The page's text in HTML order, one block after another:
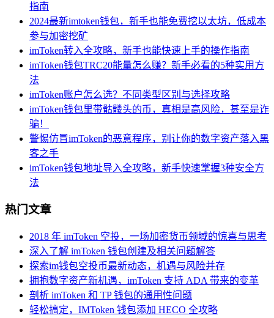
指南
2024最新imtoken钱包，新手也能免费挖以太坊，低成本
参与加密挖矿
imToken转入全攻略，新手也能快速上手的操作指南
imToken钱包TRC20能量怎么赚？新手必看的5种实用方
法
imToken账户怎么选？不同类型区别与选择攻略
imToken钱包里带骷髅头的币，真相是高风险，甚至是诈
骗！
警惕仿冒imToken的恶意程序，别让你的数字资产落入黑
客之手
imToken钱包地址导入全攻略，新手快速掌握3种安全方
法
热门文章
2018 年 imToken 空投，一场加密货币领域的惊喜与思考
深入了解 imToken 钱包创建及相关问题解答
探索im钱包空投币最新动态，机遇与风险并存
拥抱数字资产新机遇，imToken 支持 ADA 带来的变革
剖析 imToken 和 TP 钱包的通用性问题
轻松搞定，IMToken 钱包添加 HECO 全攻略